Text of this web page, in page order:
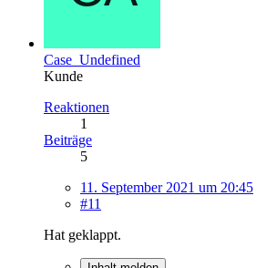
Case_Undefined
Kunde
Reaktionen
1
Beiträge
5
11. September 2021 um 20:45
#11
Hat geklappt.